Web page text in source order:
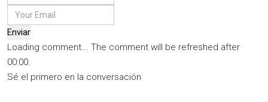
Enviar
Loading comment... The comment will be refreshed after
00:00.
Sé el primero en la conversación